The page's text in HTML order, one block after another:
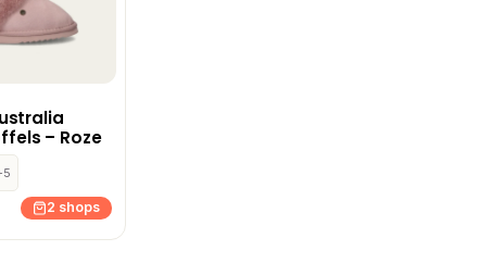
– Roze
2 shops